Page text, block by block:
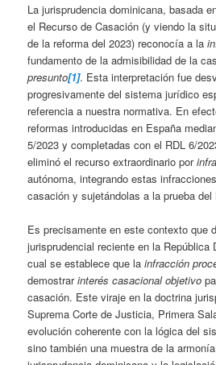
La jurisprudencia dominicana, basada
el Recurso de Casación (y viendo la
de la reforma del 2023) reconocía a la
fundamento de la admisibilidad de la
presunto[1]. Esta interpretación fue
progresivamente del sistema jurídico
referencia a nuestra normativa. En
reformas introducidas en España
5/2023 y completadas con el RDL 6/
eliminó el recurso extraordinario por
autónoma, integrando estas
casación y sujetándolas a la prueba
Es precisamente en este contexto que
jurisprudencial reciente en la República
cual se establece que lainfracción
demostrarinterés casacional objetivo
casación. Este viraje en la doctrina
Suprema Corte de Justicia, Primera
evolución coherente con la lógica del
sino también una muestra de la